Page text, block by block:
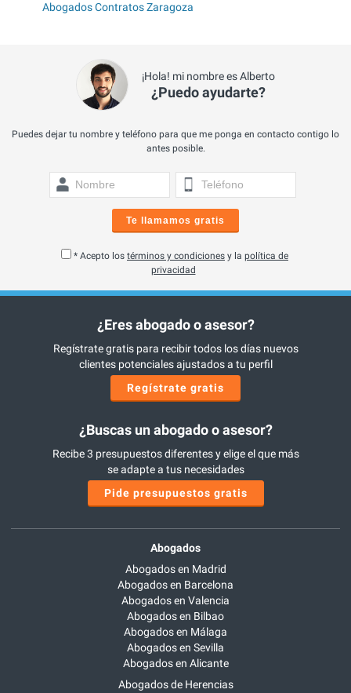
Abogados Contratos Zaragoza
¡Hola! mi nombre es Alberto
¿Puedo ayudarte?
Puedes dejar tu nombre y teléfono para que me ponga en contacto contigo lo
antes posible.
Te llamamos gratis
* Acepto los términos y condiciones y la política de
privacidad
¿Eres abogado o asesor?
Regístrate gratis para recibir todos los días nuevos
clientes potenciales ajustados a tu perfil
Regístrate gratis
¿Buscas un abogado o asesor?
Recibe 3 presupuestos diferentes y elige el que más
se adapte a tus necesidades
Pide presupuestos gratis
Abogados
Abogados en Madrid
Abogados en Barcelona
Abogados en Valencia
Abogados en Bilbao
Abogados en Málaga
Abogados en Sevilla
Abogados en Alicante
Abogados de Herencias